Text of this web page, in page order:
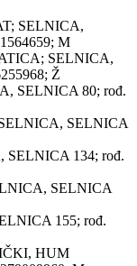
SELNICA,
M
SELNICA,
Ž
SELNICA 80; rođ.
SELNICA
SELNICA 134; rođ.
SELNICA
155; rođ.
HUM